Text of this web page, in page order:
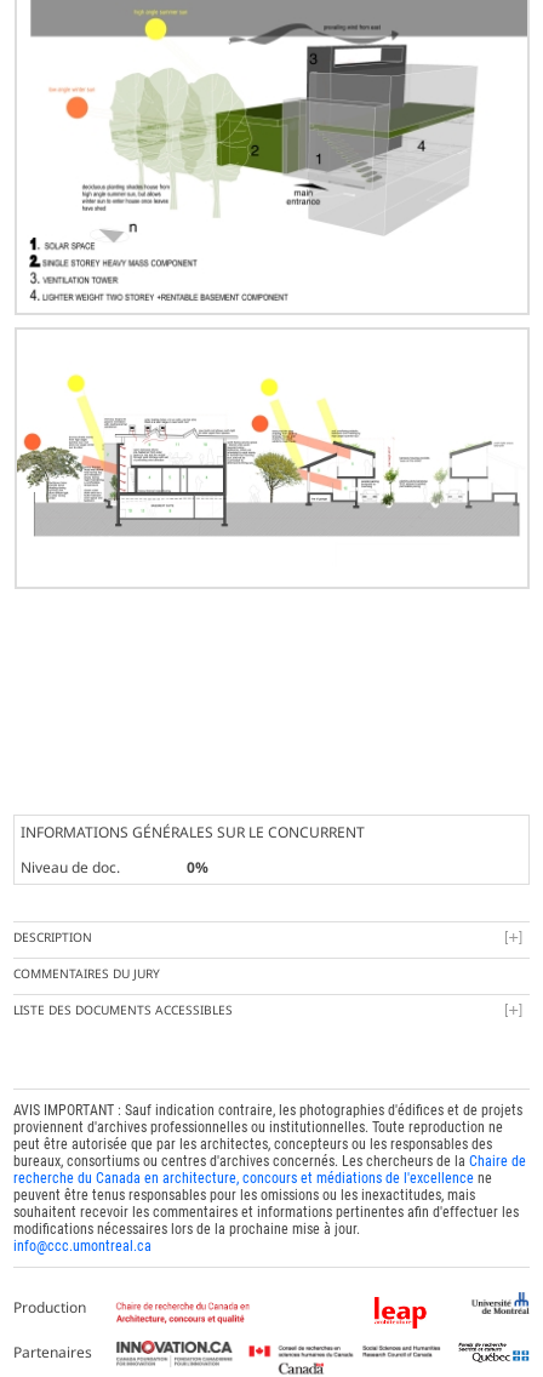
INFORMATIONS GÉNÉRALES SUR LE CONCURRENT
Niveau de doc.
0%
DESCRIPTION
COMMENTAIRES DU JURY
LISTE DES DOCUMENTS ACCESSIBLES
AVIS IMPORTANT : Sauf indication contraire, les photographies d'édifices et de projets
proviennent d'archives professionnelles ou institutionnelles. Toute reproduction ne
peut être autorisée que par les architectes, concepteurs ou les responsables des
bureaux, consortiums ou centres d'archives concernés. Les chercheurs de laChaire de
recherche du Canada en architecture, concours et médiations de l'excellence ne
peuvent être tenus responsables pour les omissions ou les inexactitudes, mais
souhaitent recevoir les commentaires et informations pertinentes afin d'effectuer les
modifications nécessaires lors de la prochaine mise à jour.
info@ccc.umontreal.ca
Production
Partenaires